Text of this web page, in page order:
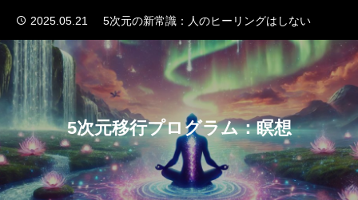
2025.04.04
押し付けられるスピリチュアルな原因と7次元的な解決法！5次元の新常識
2025.03.30
未来を自分で作らない！理想の未来を引き寄せる5次元的な方法
2025.03.20
波動を上げる努力、意味あった？5次元の新常識『波動は調整しない』
2025.05.21
5次元の新常識：人のヒーリングはしない
2025.04.21
5次元の新常識：資格は必要なくなる
5次元移行プログラム：瞑想
ホーム
『あなた』の現在を把握する
質問やご要望はこちら